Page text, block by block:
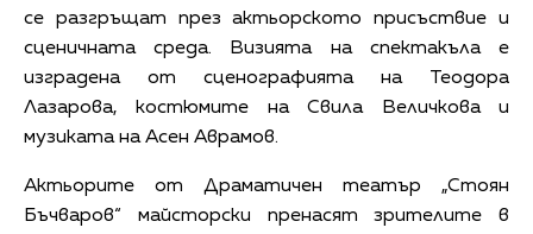
се разгръщат през актьорското присъствие и
сценичната среда. Визията на спектакъла е
изградена от сценографията на Теодора
Лазарова, костюмите на Свила Величкова и
музиката на Асен Аврамов.
Актьорите от Драматичен театър „Стоян
Бъчваров“ майсторски пренасят зрителите в